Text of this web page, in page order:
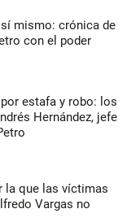
mismo: crónica de
con el poder
estafa y robo: los
Hernández, jefe
la que las víctimas
Vargas no